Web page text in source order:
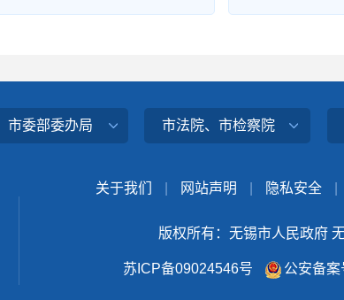
市委部委办局 市法院、市检察院
关于我们 网站声明 隐私安全
版权所有：无锡市人民政府
苏ICP备09024546号 公安备